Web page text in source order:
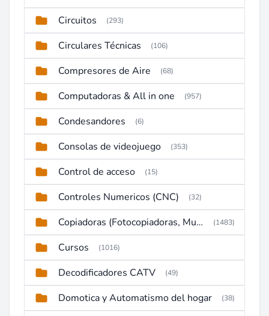
Circuitos
(293)
Circulares Técnicas (106)
Compresores de Aire (68)
Computadoras & All in one (957)
Condesandores (6)
Consolas de videojuego (353)
Control de acceso (15)
Controles Numericos (CNC) (32)
Copiadoras (Fotocopiadoras, Multifunctions, Ploter, etc) (1483)
Cursos (1016)
Decodificadores CATV (49)
Domotica y Automatismo del hogar (38)